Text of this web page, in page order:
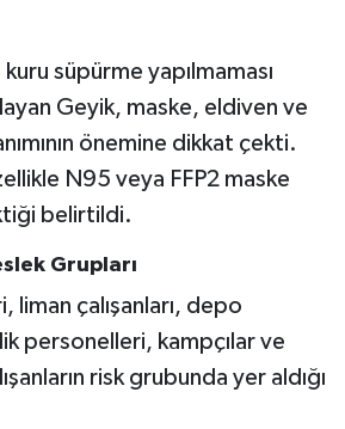
kuru süpürme yapılmaması
Geyik, maske, eldiven ve
önemine dikkat çekti.
N95 veya FFP2 maske
belirtildi.
Grupları
liman çalışanları, depo
personelleri, kampçılar ve
risk grubunda yer aldığı